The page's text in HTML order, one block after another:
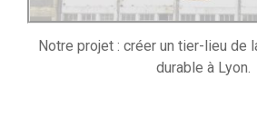
Notre projet : créer un tier-lieu de
durable à Lyon.